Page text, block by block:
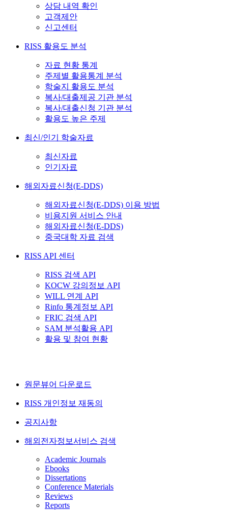
상담 내역 확인
고객제안
신고센터
RISS 활용도 분석
자료 현황 통계
주제별 활용통계 분석
학술지 활용도 분석
복사/대출제공 기관 분석
복사/대출신청 기관 분석
활용도 높은 주제
최신/인기 학술자료
최신자료
인기자료
해외자료신청(E-DDS)
해외자료신청(E-DDS) 이용 방법
비용지원 서비스 안내
해외자료신청(E-DDS)
중국대학 자료 검색
RISS API 센터
RISS 검색 API
KOCW 강의정보 API
WILL 연계 API
Rinfo 통계정보 API
FRIC 검색 API
SAM 분석활용 API
활용 및 참여 현황
원문뷰어 다운로드
RISS 개인정보 재동의
공지사항
해외전자정보서비스 검색
Academic Journals
Ebooks
Dissertations
Conference Materials
Reviews
Reports